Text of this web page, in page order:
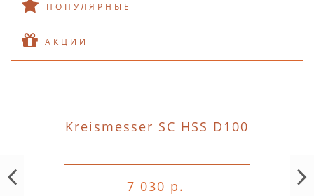
ПОПУЛЯРНЫЕ
АКЦИИ
Kreismesser SC HSS D100
7 030 р.